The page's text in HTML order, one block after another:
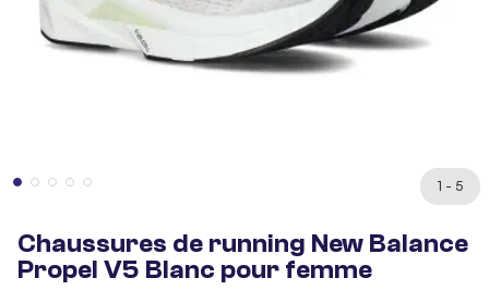
1 - 5
Chaussures de running New Balance
Propel V5 Blanc pour femme